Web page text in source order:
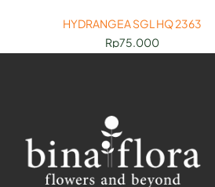
HYDRANGEA SGL HQ 2363
Rp75.000